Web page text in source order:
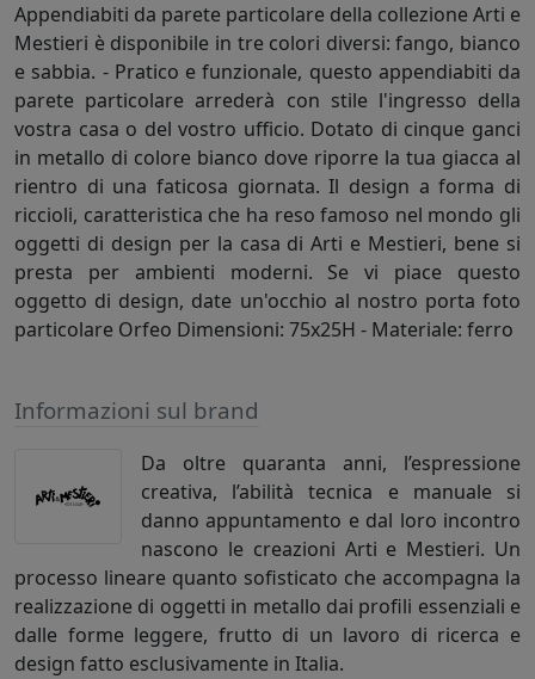
Appendiabiti da parete particolare della collezione Arti e
Mestieri è disponibile in tre colori diversi: fango, bianco
e sabbia. - Pratico e funzionale, questo appendiabiti da
parete particolare arrederà con stile l'ingresso della
vostra casa o del vostro ufficio. Dotato di cinque ganci
in metallo di colore bianco dove riporre la tua giacca al
rientro di una faticosa giornata. Il design a forma di
riccioli, caratteristica che ha reso famoso nel mondo gli
oggetti di design per la casa di Arti e Mestieri, bene si
presta per ambienti moderni. Se vi piace questo
oggetto di design, date un'occhio al nostro porta foto
particolare Orfeo Dimensioni: 75x25H - Materiale: ferro
Informazioni sul brand
Da oltre quaranta anni, l’espressione
creativa, l’abilità tecnica e manuale si
danno appuntamento e dal loro incontro
nascono le creazioni Arti e Mestieri. Un
processo lineare quanto sofisticato che accompagna la
realizzazione di oggetti in metallo dai profili essenziali e
dalle forme leggere, frutto di un lavoro di ricerca e
design fatto esclusivamente in Italia.